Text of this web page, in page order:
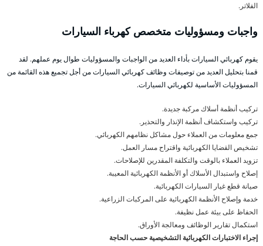
الفلاتر.
واجبات ومسؤوليات متخصص كهرباء السيارات
يقوم كهربائي السيارات بأداء العديد من الواجبات والمسؤوليات طوال يوم عملهم. لقد
قمنا بتحليل العديد من توصيفات وظائف كهربائي السيارات من أجل تجميع هذه القائمة من
المسؤوليات الأساسية لكهربائي السيارات.
تركيب أنظمة أسلاك مركبة جديدة.
تركيب واستكشاف أنظمة الإنذار والتحذير.
جمع معلومات من العملاء حول مشاكل نظامهم الكهربائي.
تشخيص القضايا الكهربائية واقتراح مسار العمل.
تزويد العملاء بالوقت والتكلفة المقدرين للإصلاحات.
إصلاح واستبدال الأسلاك أو الأنظمة الكهربائية المعيبة.
صيانة قطع غيار السيارات الكهربائية.
خدمة وإصلاح الأنظمة الكهربائية على المركبات الزراعية.
الحفاظ على بيئة عمل نظيفة.
استكمال تقارير الوظائف ومعالجة الأوراق.
إجراء الاختبارات الكهربائية التشخيصية حسب الحاجة